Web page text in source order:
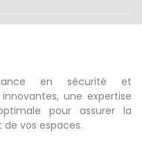
en sécurité et
une expertise
pour assurer la
vos espaces.